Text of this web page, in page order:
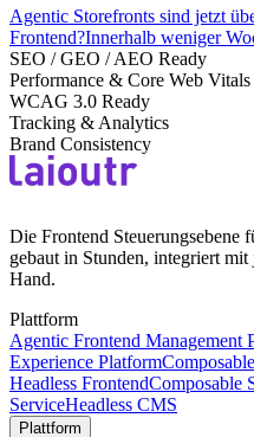
Agentic Storefronts sind jetzt
Frontend?Innerhalb weniger
SEO / GEO / AEO Ready
Performance & Core Web Vitals
WCAG 3.0 Ready
Tracking & Analytics
Brand Consistency
Die Frontend Steuerungsebene
gebaut in Stunden, integriert
Hand.
Plattform
Agentic Frontend Management
Experience Platform
Headless FrontendComposable
ServiceHeadless CMS
Plattform